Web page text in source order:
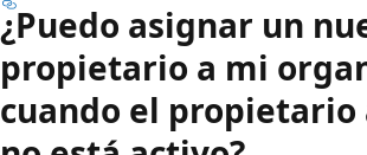
¿Puedo asignar un
propietario a mi
cuando el propietario